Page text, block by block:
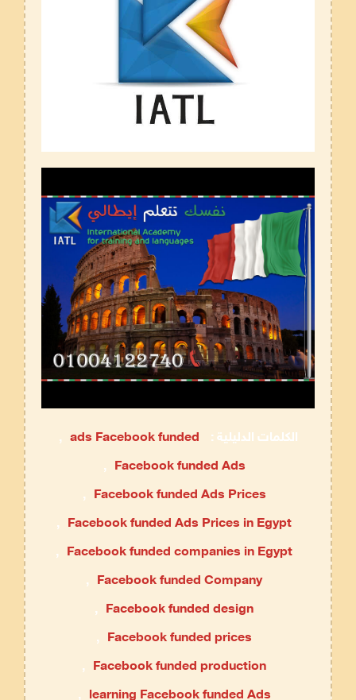
الكلمات الدليلية : ads Facebook funded
,
Facebook funded Ads
,
Facebook funded Ads Prices
,
Facebook funded Ads Prices in Egypt
,
Facebook funded companies in Egypt
,
Facebook funded Company
,
Facebook funded design
,
Facebook funded prices
,
Facebook funded production
,
learning Facebook funded Ads
,